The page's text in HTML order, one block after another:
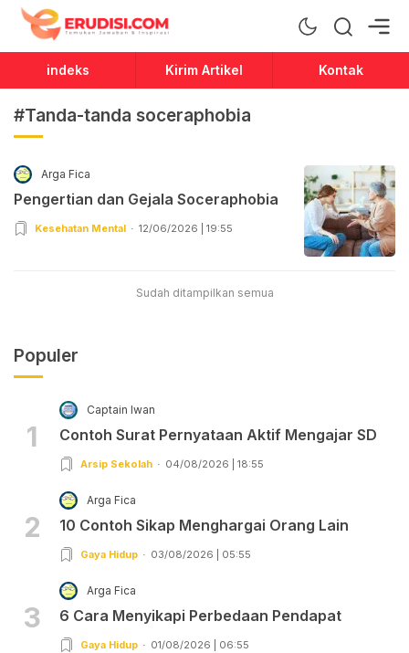
Erudisi
Temukan Jawaban dan Inspirasi
indeks Kirim Artikel Kontak
#Tanda-tanda soceraphobia
Arga Fica
Pengertian dan Gejala Soceraphobia
Kesehatan Mental 12/06/2026 | 19:55
Sudah ditampilkan semua
Populer
1
Captain Iwan
Contoh Surat Pernyataan Aktif Mengajar SD
Arsip Sekolah 04/08/2026 | 18:55
2
Arga Fica
10 Contoh Sikap Menghargai Orang Lain
Gaya Hidup 03/08/2026 | 05:55
3
Arga Fica
6 Cara Menyikapi Perbedaan Pendapat
Gaya Hidup 01/08/2026 | 06:55